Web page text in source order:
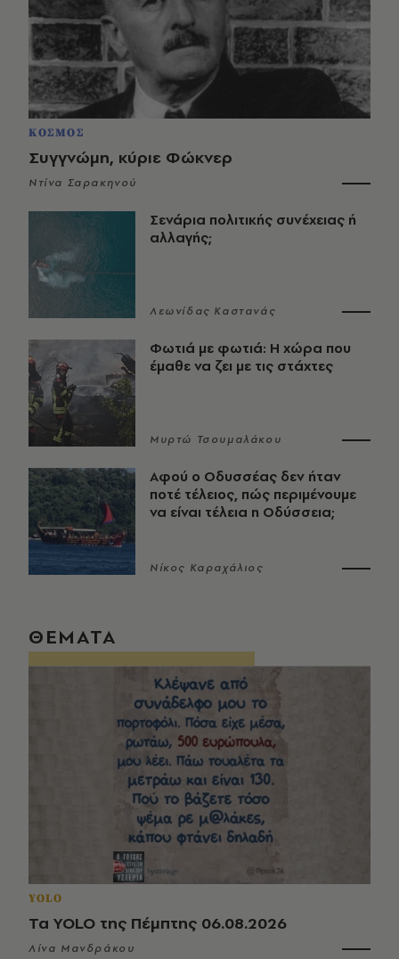
ΚΟΣΜΟΣ
Συγγνώμη, κύριε Φώκνερ
Ντίνα Σαρακηνού
Σενάρια πολιτικής συνέχειας ή
αλλαγής;
Λεωνίδας Καστανάς
Φωτιά με φωτιά: Η χώρα που
έμαθε να ζει με τις στάχτες
Μυρτώ Τσουμαλάκου
Αφού ο Οδυσσέας δεν ήταν
ποτέ τέλειος, πώς περιμένουμε
να είναι τέλεια η Οδύσσεια;
Νίκος Καραχάλιος
ΘΕΜΑΤΑ
YOLO
Τα YOLO της Πέμπτης 06.08.2026
Λίνα Μανδράκου